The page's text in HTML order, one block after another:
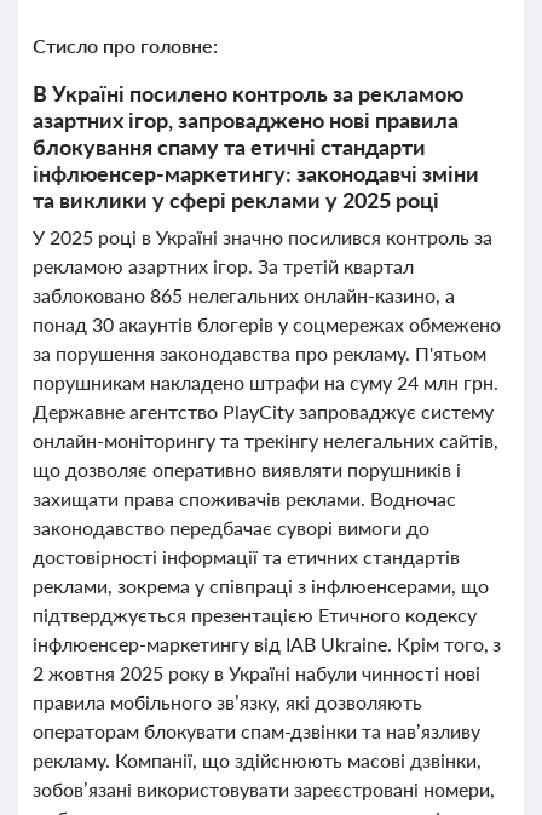
Стисло про головне:
В Україні посилено контроль за рекламою
азартних ігор, запроваджено нові правила
блокування спаму та етичні стандарти
інфлюенсер-маркетингу: законодавчі зміни
та виклики у сфері реклами у 2025 році
У 2025 році в Україні значно посилився контроль за
рекламою азартних ігор. За третій квартал
заблоковано 865 нелегальних онлайн-казино, а
понад 30 акаунтів блогерів у соцмережах обмежено
за порушення законодавства про рекламу. П'ятьом
порушникам накладено штрафи на суму 24 млн грн.
Державне агентство PlayCity запроваджує систему
онлайн-моніторингу та трекінгу нелегальних сайтів,
що дозволяє оперативно виявляти порушників і
захищати права споживачів реклами. Водночас
законодавство передбачає суворі вимоги до
достовірності інформації та етичних стандартів
реклами, зокрема у співпраці з інфлюенсерами, що
підтверджується презентацією Етичного кодексу
інфлюенсер-маркетингу від IAB Ukraine. Крім того, з
2 жовтня 2025 року в Україні набули чинності нові
правила мобільного зв’язку, які дозволяють
операторам блокувати спам-дзвінки та нав’язливу
рекламу. Компанії, що здійснюють масові дзвінки,
зобов’язані використовувати зареєстровані номери,